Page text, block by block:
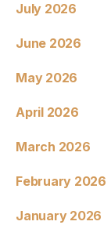
July 2026
June 2026
May 2026
April 2026
March 2026
February 2026
January 2026